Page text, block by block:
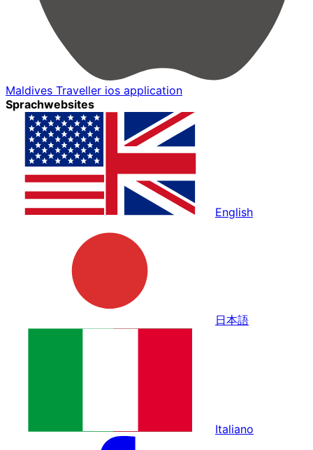
Maldives Traveller ios application
Sprachwebsites
English
日本語
Italiano